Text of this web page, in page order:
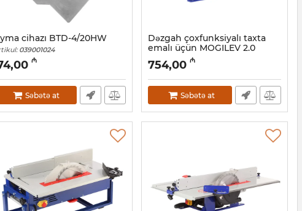
cihazı BTD-4/20HW
039001024
₼
Səbətə at
Dəzgah çoxfunksiyalı taxta
emalı üçün MOGILEV 2.0
Artikul: 039001023
754,00 ₼
Səbətə at